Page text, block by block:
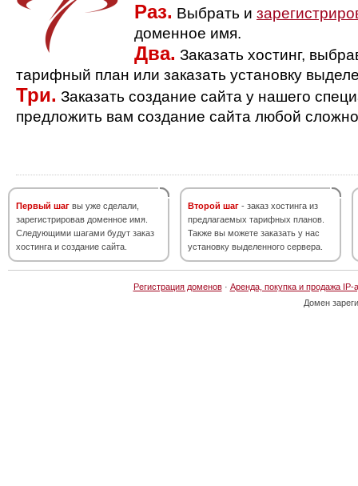
Раз. Выбрать и
доменное имя.
Два. Заказать хостинг,
тарифный план или заказать установку
Три. Заказать создание сайта у нашего
предложить вам создание сайта любой
Первый шаг вы уже сделали,
зарегистрировав доменное имя.
Следующими шагами будут заказ
хостинга и создание сайта.
Второй шаг - заказ хостинга из
предлагаемых тарифных планов.
Также вы можете заказать у нас
установку выделенного сервера.
Регистрация доменов· Аренда, покупка и продажа IP-
Домен